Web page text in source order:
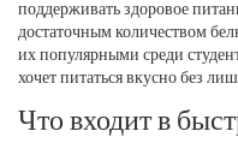
поддерживатьздоровое
достаточным количеством
их популярными среди
хочет питаться вкусно без
Что входит в